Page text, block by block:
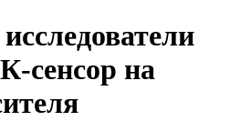
сенсор на